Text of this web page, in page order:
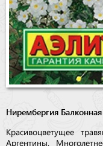
Нирембергия
Красивоцветущее
Аргентины.